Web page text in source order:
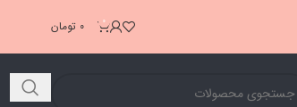
0
0 تومان